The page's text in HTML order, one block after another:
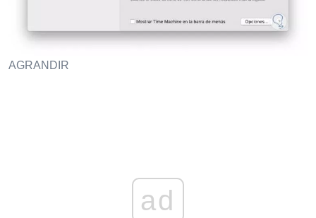
AGRANDIR
ad